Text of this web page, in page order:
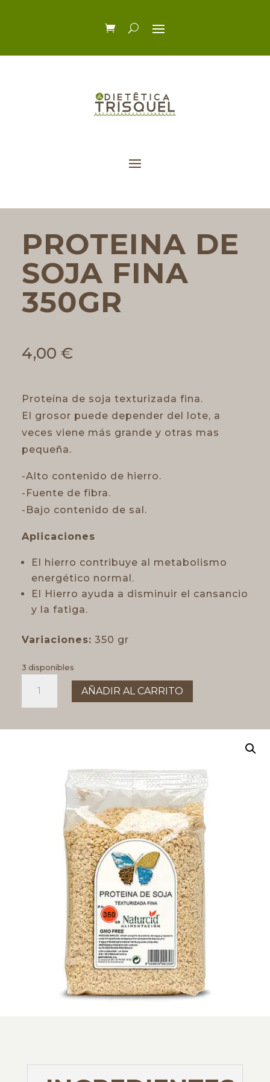
PROTEINA DE
SOJA FINA
350GR
4,00 €
Proteína de soja texturizada fina.
El grosor puede depender del lote, a
veces viene más grande y otras mas
pequeña.
-Alto contenido de hierro.
-Fuente de fibra.
-Bajo contenido de sal.
Aplicaciones
El hierro contribuye al metabolismo
energético normal.
El Hierro ayuda a disminuir el cansancio
y la fatiga.
Variaciones: 350 gr
3 disponibles
SOJA
AÑADIR AL CARRITO